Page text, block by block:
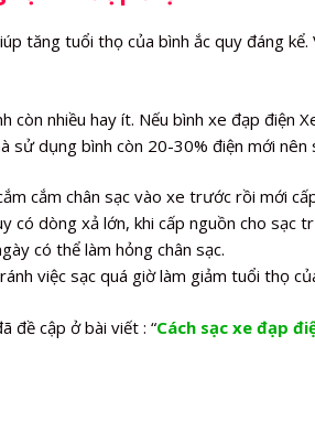
tăng tuổi thọ của bình ắc quy đáng
nhiều hay ít. Nếu bình xe đạp điện
sử dụng bình còn 20-30% điện mới nên
cắm chân sạc vào xe trước rồi mới
có dòng xả lớn, khi cấp nguồn cho sạc
có thể làm hỏng chân sạc.
việc sạc quá giờ làm giảm tuổi thọ
đề cập ở bài viết : “Cách sạc xe đạp